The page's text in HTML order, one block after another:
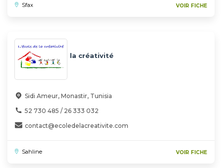
Sfax VOIR FICHE
la créativité
Sidi Ameur, Monastir, Tunisia
52 730 485 / 26 333 032
contact@ecoledelacreativite.com
Sahline VOIR FICHE